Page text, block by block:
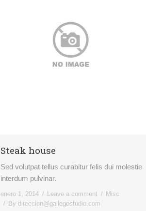
Steak house
Sed volutpat tellus curabitur felis dui molestie
interdum pulvinar.
enero 1, 2014 Leave a comment
Misc
By direccion@gallegostudio.com